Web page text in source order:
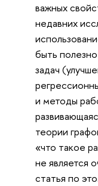
важных
недавних
быть
задач
и методы
теории
«что такое
не является
статья по